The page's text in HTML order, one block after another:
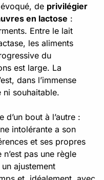
de privilégier
en lactose :
Entre le lait
les aliments
du
est large. La
dans l’immense
ni souhaitable.
bout à l’autre :
intolérante a son
et ses propres
pas une règle
ajustement